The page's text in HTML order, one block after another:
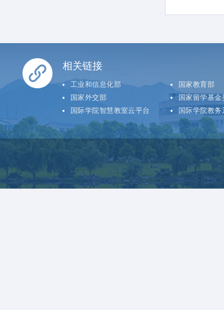
相关链接
工业和信息化部
国家教育部
国家外交部
国家留学基金
国际学院智慧教室云平台
国际学院教务